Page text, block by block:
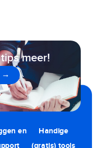
meer!
→
en Handige
(gratis) tools